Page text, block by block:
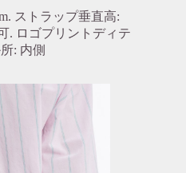
ストラップ垂直高:
. ロゴプリントディテ
: 内側